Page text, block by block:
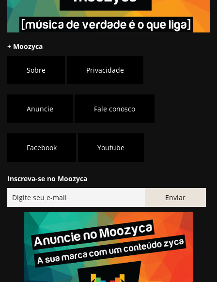
+ Moozyca
Sobre Privacidade
Anuncie Fale conosco
Facebook Youtube
Inscreva-se no Moozyca